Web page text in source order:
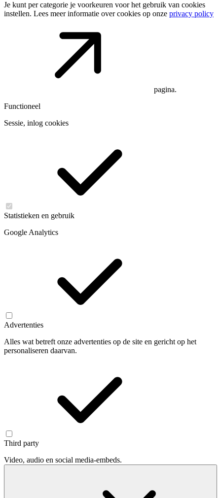
Je kunt per categorie je voorkeuren voor het gebruik van cookies
instellen. Lees meer informatie over cookies op onze privacy policy
pagina.
Functioneel
Sessie, inlog cookies
Statistieken en gebruik
Google Analytics
Advertenties
Alles wat betreft onze advertenties op de site en gericht op het
personaliseren daarvan.
Third party
Video, audio en social media-embeds.